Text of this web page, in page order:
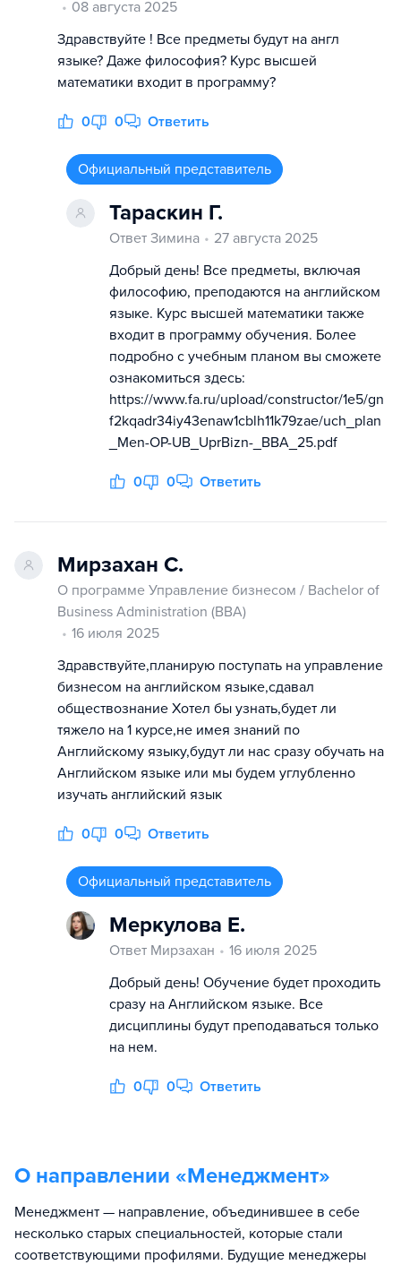
08 августа 2025
Здравствуйте ! Все предметы будут на англ
языке? Даже философия? Курс высшей
математики входит в программу?
0 0 Ответить
Официальный представитель
Тараскин Г.
Ответ Зимина
27 августа 2025
Добрый день! Все предметы, включая
философию, преподаются на английском
языке. Курс высшей математики также
входит в программу обучения. Более
подробно с учебным планом вы сможете
ознакомиться здесь:
https://www.fa.ru/upload/constructor/1e5/gn
f2kqadr34iy43enaw1cblh11k79zae/uch_plan
_Men-OP-UB_UprBizn-_BBA_25.pdf
0 0 Ответить
Мирзахан С.
О программе Управление бизнесом / Bachelor of
Business Administration (ВВА)
16 июля 2025
Здравствуйте,планирую поступать на управление
бизнесом на английском языке,сдавал
обществознание Хотел бы узнать,будет ли
тяжело на 1 курсе,не имея знаний по
Английскому языку,будут ли нас сразу обучать на
Английском языке или мы будем углубленно
изучать английский язык
0 0 Ответить
Официальный представитель
Меркулова Е.
Ответ Мирзахан
16 июля 2025
Добрый день! Обучение будет проходить
сразу на Английском языке. Все
дисциплины будут преподаваться только
на нем.
0 0 Ответить
О направлении «Менеджмент»
Менеджмент — направление, объединившее в себе
несколько старых специальностей, которые стали
соответствующими профилями. Будущие менеджеры